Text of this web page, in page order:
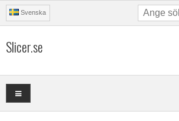
Svenska
Slicer.se